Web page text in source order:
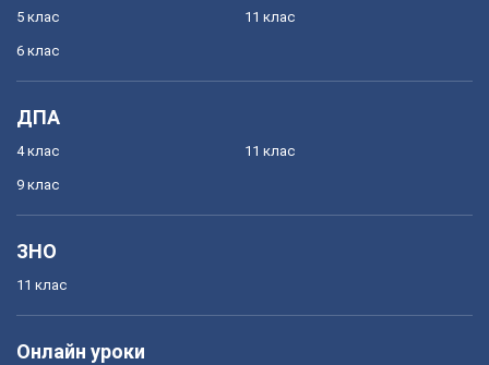
5 клас
6 клас
11 клас
ДПА
4 клас
9 клас
11 клас
ЗНО
11 клас
Онлайн уроки